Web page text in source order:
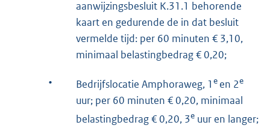
aanwijzingsbesluit K.31.1 behorende
kaart en gedurende de in dat besluit
vermelde tijd: per 60 minuten € 3,10,
minimaal belastingbedrag € 0,20;
• Bedrijfslocatie Amphoraweg, 1 e en 2e
uur; per 60 minuten € 0,20, minimaal
belastingbedrag € 0,20, 3e uur en langer;